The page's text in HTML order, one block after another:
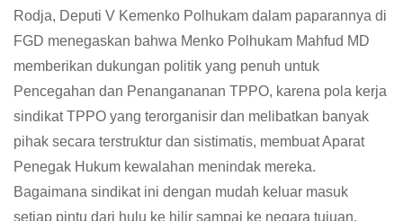
Rodja, Deputi V Kemenko Polhukam dalam paparannya di
FGD menegaskan bahwa Menko Polhukam Mahfud MD
memberikan dukungan politik yang penuh untuk
Pencegahan dan Penangananan TPPO, karena pola kerja
sindikat TPPO yang terorganisir dan melibatkan banyak
pihak secara terstruktur dan sistimatis, membuat Aparat
Penegak Hukum kewalahan menindak mereka.
Bagaimana sindikat ini dengan mudah keluar masuk
setiap pintu dari hulu ke hilir sampai ke negara tujuan,